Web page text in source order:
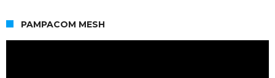
PAMPACOM MESH